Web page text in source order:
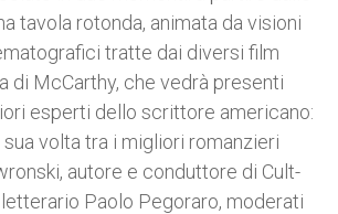
tavola rotonda, animata da visioni
tratte dai diversi film
di McCarthy, che vedrà presenti
esperti dello scrittore americano:
sua volta tra i migliori romanzieri
autore e conduttore di Cult-
Paolo Pegoraro, moderati